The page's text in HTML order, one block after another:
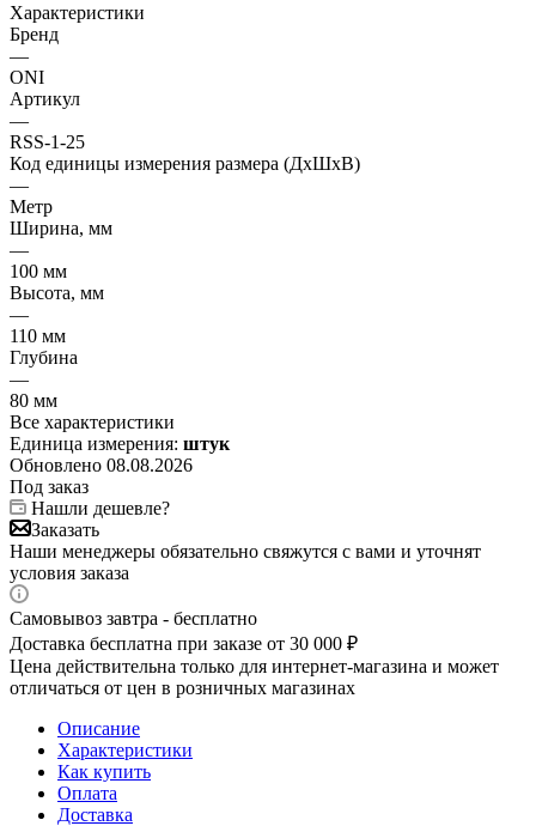
Характеристики
Бренд
—
ONI
Артикул
—
RSS-1-25
Код единицы измерения размера (ДхШхВ)
—
Метр
Ширина, мм
—
100 мм
Высота, мм
—
110 мм
Глубина
—
80 мм
Все характеристики
Единица измерения: штук
Обновлено 08.08.2026
Под заказ
Нашли дешевле?
Заказать
Наши менеджеры обязательно свяжутся с вами и уточнят
условия заказа
Самовывоз завтра - бесплатно
Доставка бесплатна при заказе от 30 000 ₽
Цена действительна только для интернет-магазина и может
отличаться от цен в розничных магазинах
Описание
Характеристики
Как купить
Оплата
Доставка